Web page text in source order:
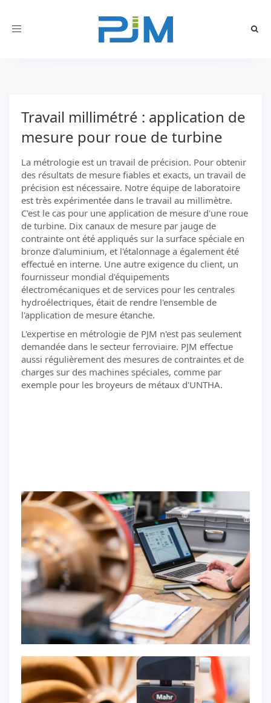
Toggle
Travail millimétré : application de
mesure pour roue de turbine
La métrologie est un travail de précision. Pour obtenir
des résultats de mesure fiables et exacts, un travail de
précision est nécessaire. Notre équipe de laboratoire
est très expérimentée dans le travail au millimètre.
C'est le cas pour une application de mesure d'une roue
de turbine. Dix canaux de mesure par jauge de
contrainte ont été appliqués sur la surface spéciale en
bronze d'aluminium, et l'étalonnage a également été
effectué en interne. Une autre exigence du client, un
fournisseur mondial d'équipements
électromécaniques et de services pour les centrales
hydroélectriques, était de rendre l'ensemble de
l'application de mesure étanche.
L'expertise en métrologie de PJM n'est pas seulement
demandée dans le secteur ferroviaire. PJM effectue
aussi régulièrement des mesures de contraintes et de
charges sur des machines spéciales, comme par
exemple pour les broyeurs de métaux d'UNTHA.